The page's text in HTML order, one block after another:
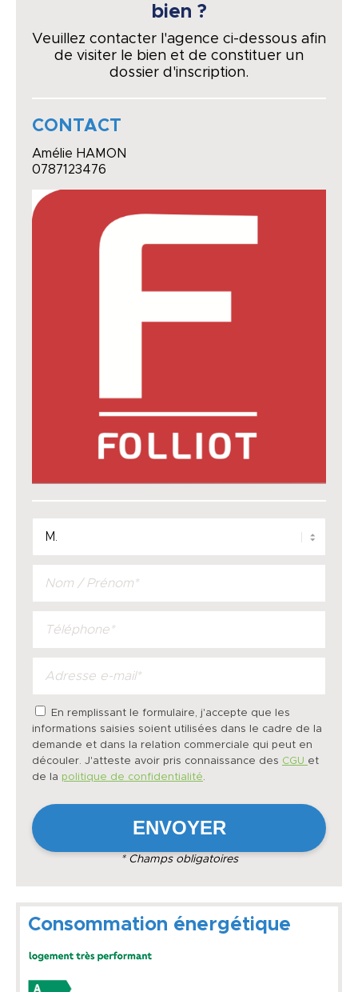
bien ?
Veuillez contacter l'agence ci-dessous afin
de visiter le bien et de constituer un
dossier d'inscription.
CONTACT
Amélie HAMON
0787123476
En remplissant le formulaire, j'accepte que les
informations saisies soient utilisées dans le cadre de la
demande et dans la relation commerciale qui peut en
découler. J'atteste avoir pris connaissance des CGU et
de la politique de confidentialité.
* Champs obligatoires
Consommation énergétique